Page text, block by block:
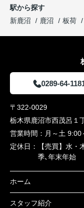
駅から探す
新鹿沼
鹿沼 板荷
0289-64-
〒322-0029
栃木県鹿沼市西茂呂１
営業時間： 月～土
定休日：
【売買】水
季､年末年始
ホーム
スタッフ紹介